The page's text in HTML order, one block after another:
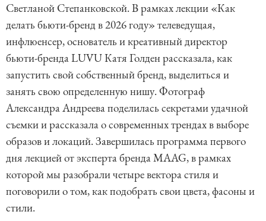
Светланой Степанковской. В рамках лекции «Как
делать бьюти-бренд в 2026 году» телеведущая,
инфлюенсер, основатель и креативный директор
бьюти-бренда LUVU Катя Голден рассказала, как
запустить свой собственный бренд, выделиться и
занять свою определенную нишу. Фотограф
Александра Андреева поделилась секретами удачной
съемки и рассказала о современных трендах в выборе
образов и локаций. Завершилась программа первого
дня лекцией от эксперта бренда MAAG, в рамках
которой мы разобрали четыре вектора стиля и
поговорили о том, как подобрать свои цвета, фасоны и
стили.